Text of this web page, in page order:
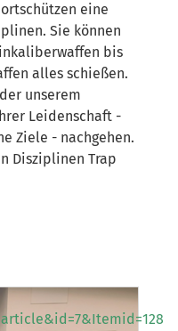
eine
Sie können
bis
alles schießen.
unserem
Leidenschaft -
Ziele - nachgehen.
Disziplinen Trap